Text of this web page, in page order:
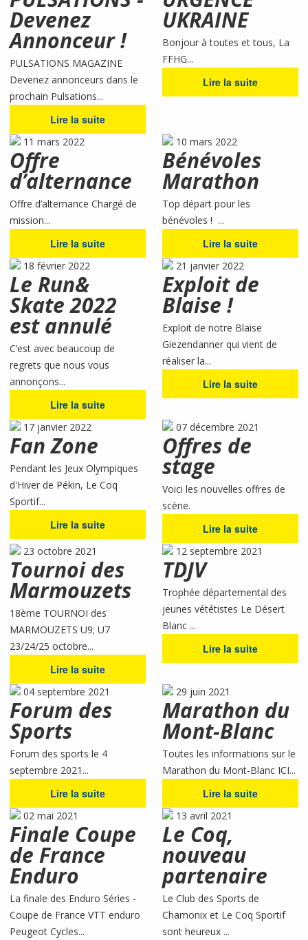
Devenez
Annonceur !
PULSATIONS MAGAZINE
Devenez annonceurs dans le
prochain Pulsations...
Lire la suite
UKRAINE
Bonjour à toutes et tous, La
FFHG...
Lire la suite
11 mars 2022
Offre
d’alternance
Offre d’alternance Chargé de
mission...
Lire la suite
10 mars 2022
Bénévoles
Marathon
Top départ pour les
bénévoles ! ...
Lire la suite
18 février 2022
Le Run&
Skate 2022
est annulé
C’est avec beaucoup de
regrets que nous vous
annonçons...
Lire la suite
21 janvier 2022
Exploit de
Blaise !
Exploit de notre Blaise
Giezendanner qui vient de
réaliser la...
Lire la suite
17 janvier 2022
Fan Zone
Pendant les Jeux Olympiques
d'Hiver de Pékin, Le Coq
Sportif...
Lire la suite
07 décembre 2021
Offres de
stage
Voici les nouvelles offres de
scène.
Lire la suite
23 octobre 2021
Tournoi des
Marmouzets
18ème TOURNOI des
MARMOUZETS U9; U7
23/24/25 octobre...
Lire la suite
12 septembre 2021
TDJV
Trophée départemental des
jeunes vététistes Le Désert
Blanc ...
Lire la suite
04 septembre 2021
Forum des
Sports
Forum des sports le 4
septembre 2021...
Lire la suite
29 juin 2021
Marathon du
Mont-Blanc
Toutes les informations sur le
Marathon du Mont-Blanc ICI...
Lire la suite
02 mai 2021
Finale Coupe
de France
Enduro
La finale des Enduro Séries -
Coupe de France VTT enduro
Peugeot Cycles...
13 avril 2021
Le Coq,
nouveau
partenaire
Le Club des Sports de
Chamonix et Le Coq Sportif
sont heureux ...